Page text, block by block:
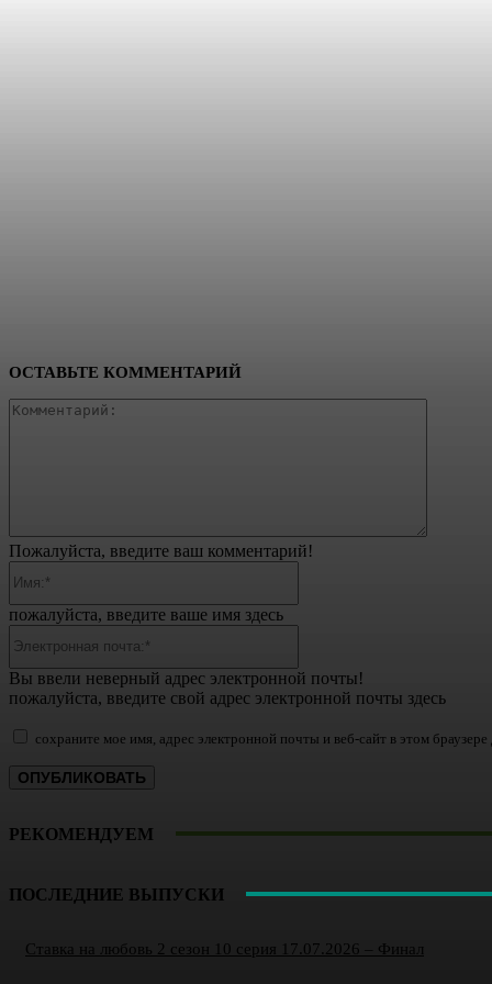
ОСТАВЬТЕ КОММЕНТАРИЙ
Пожалуйста, введите ваш комментарий!
пожалуйста, введите ваше имя здесь
Вы ввели неверный адрес электронной почты!
пожалуйста, введите свой адрес электронной почты здесь
сохраните мое имя, адрес электронной почты и веб-сайт в этом
РЕКОМЕНДУЕМ
ПОСЛЕДНИЕ ВЫПУСКИ
Ставка на любовь 2 сезон 10 серия 17.07.2026 – Финал